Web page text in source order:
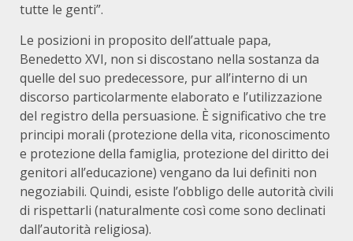
tutte le genti”.
Le posizioni in proposito dell’attuale papa,
Benedetto XVI, non si discostano nella sostanza da
quelle del suo predecessore, pur all’interno di un
discorso particolarmente elaborato e l’utilizzazione
del registro della persuasione. È significativo che tre
principi morali (protezione della vita, riconoscimento
e protezione della famiglia, protezione del diritto dei
genitori all’educazione) vengano da lui definiti non
negoziabili. Quindi, esiste l’obbligo delle autorità cìvili
di rispettarli (naturalmente così come sono declinati
dall’autorità religiosa).